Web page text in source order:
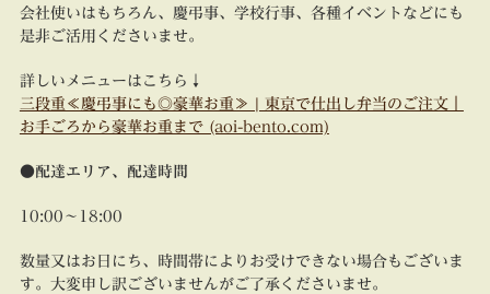
会社使いはもちろん、慶弔事、学校行事、各種イベントなどにも
是非ご活用くださいませ。
詳しいメニューはこちら↓
三段重≪慶弔事にも◎豪華お重≫ | 東京で仕出し弁当のご注文｜
お手ごろから豪華お重まで (aoi-bento.com)
●配達エリア、配達時間
10:00～18:00
数量又はお日にち、時間帯によりお受けできない場合もございま
す。大変申し訳ございませんがご了承くださいませ。